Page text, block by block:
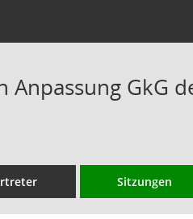
GkG
Sitzungen